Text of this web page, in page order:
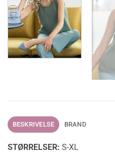
BESKRIVELSE BRAND
STØRRELSER: S-XL